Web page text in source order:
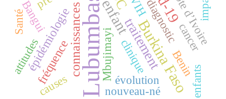
Lubumbashi Burkina Faso
enfanttraitement
connaissances
épidémiologie Mbujimayi
fréquence clinique
évolution
VIHdiagnostic
Bangui
Benin
Côte d’Ivoire
cancer
attitudes
nouveau-né enfants
Santé
causes